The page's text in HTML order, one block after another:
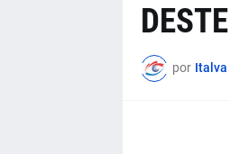
por Italva